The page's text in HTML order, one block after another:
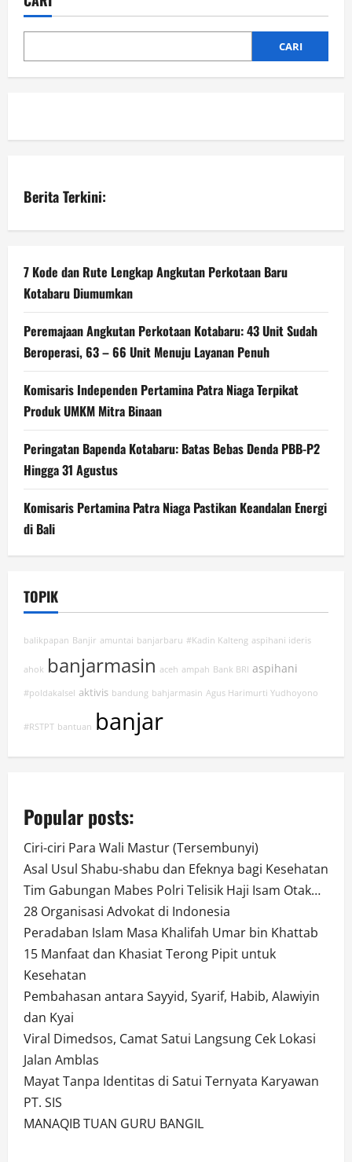
Nyatakan
Selesai
CARI
Berita Terkini:
7 Kode dan Rute Lengkap Angkutan Perkotaan Baru
Kotabaru Diumumkan
Peremajaan Angkutan Perkotaan Kotabaru: 43 Unit Sudah
Beroperasi, 63 – 66 Unit Menuju Layanan Penuh
Komisaris Independen Pertamina Patra Niaga Terpikat
Produk UMKM Mitra Binaan
Peringatan Bapenda Kotabaru: Batas Bebas Denda PBB-P2
Hingga 31 Agustus
Komisaris Pertamina Patra Niaga Pastikan Keandalan Energi
di Bali
TOPIK
balikpapan Banjir amuntai banjarbaru #Kadin Kalteng aspihani ideris
ahok banjarmasin aceh ampah Bank BRI aspihani
#poldakalsel aktivis bandung bahjarmasin Agus Harimurti Yudhoyono
#RSTPT bantuan banjar
Popular posts:
Ciri-ciri Para Wali Mastur (Tersembunyi)
Asal Usul Shabu-shabu dan Efeknya bagi Kesehatan
Tim Gabungan Mabes Polri Telisik Haji Isam Otak…
28 Organisasi Advokat di Indonesia
Peradaban Islam Masa Khalifah Umar bin Khattab
15 Manfaat dan Khasiat Terong Pipit untuk
Kesehatan
Pembahasan antara Sayyid, Syarif, Habib, Alawiyin
dan Kyai
Viral Dimedsos, Camat Satui Langsung Cek Lokasi
Jalan Amblas
Mayat Tanpa Identitas di Satui Ternyata Karyawan
PT. SIS
MANAQIB TUAN GURU BANGIL